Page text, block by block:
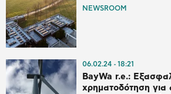
NEWSROOM
06.02.24 18:21
BayWa r.e.:
χρηματοδότηση για